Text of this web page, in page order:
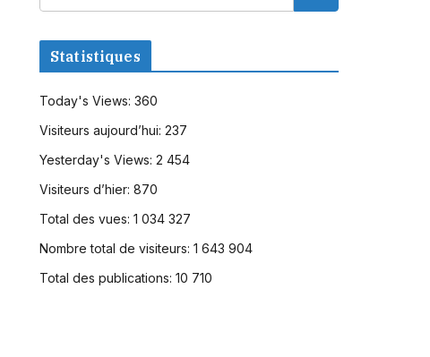
Statistiques
Today's Views: 360
Visiteurs aujourd’hui: 237
Yesterday's Views: 2 454
Visiteurs d’hier: 870
Total des vues: 1 034 327
Nombre total de visiteurs: 1 643 904
Total des publications: 10 710